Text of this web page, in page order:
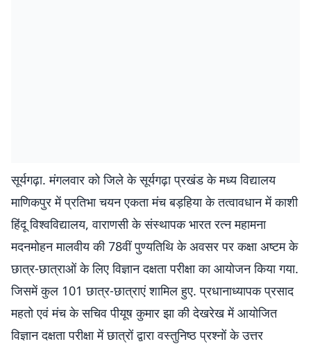
सूर्यगढ़ा. मंगलवार को जिले के सूर्यगढ़ा प्रखंड के मध्य विद्यालय
माणिकपुर में प्रतिभा चयन एकता मंच बड़हिया के तत्वावधान में काशी
हिंदू विश्वविद्यालय, वाराणसी के संस्थापक भारत रत्न महामना
मदनमोहन मालवीय की 78वीं पुण्यतिथि के अवसर पर कक्षा अष्टम के
छात्र-छात्राओं के लिए विज्ञान दक्षता परीक्षा का आयोजन किया गया.
जिसमें कुल 101 छात्र-छात्राएं शामिल हुए. प्रधानाध्यापक प्रसाद
महतो एवं मंच के सचिव पीयूष कुमार झा की देखरेख में आयोजित
विज्ञान दक्षता परीक्षा में छात्रों द्वारा वस्तुनिष्ठ प्रश्नों के उत्तर